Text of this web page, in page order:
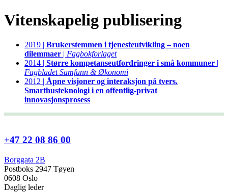
Vitenskapelig publisering
2019 | Brukerstemmen i tjenesteutvikling – noen
dilemmaer | Fagbokforlaget
2014 | Større kompetanseutfordringer i små kommuner |
Fagbladet Samfunn & Økonomi
2012 | Åpne visjoner og interaksjon på tvers.
Smarthusteknologi i en offentlig-privat
innovasjonsprosess
+47 22 08 86 00
Borggata 2B
Postboks 2947 Tøyen
0608 Oslo
Daglig leder